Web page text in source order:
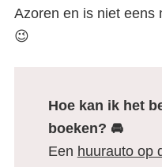
Azoren en is niet eens
😉
Hoe kan ik het
boeken? 🚘
Een huurauto op